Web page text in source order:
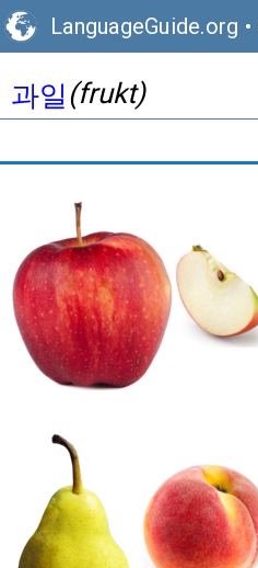
LanguageGuide.org •
과일 (frukt)